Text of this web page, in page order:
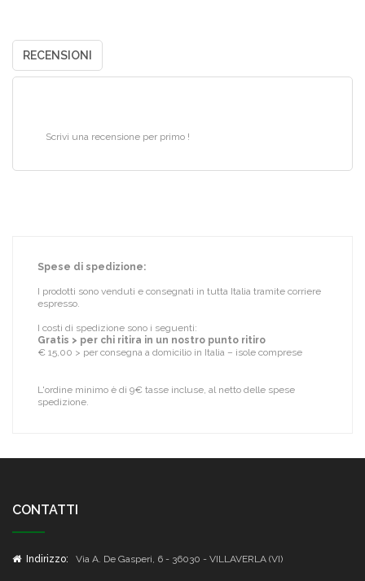
RECENSIONI
Scrivi una recensione per primo !
Spese di spedizione:
I prodotti sono venduti e consegnati in tutta Italia tramite corriere
espresso.
I costi di spedizione sono i seguenti:
Gratis > per chi ritira in un nostro punto ritiro
€ 15,00 > per consegna a domicilio in Italia – isole comprese
L'ordine minimo è di 9€ tasse incluse, al netto delle spese
spedizione.
CONTATTI
Indirizzo: Via A. De Gasperi, 6 - 36030 - VILLAVERLA (VI)